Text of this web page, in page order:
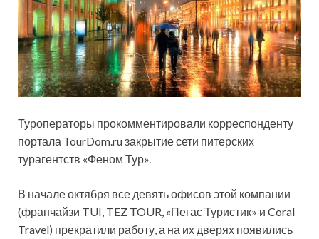
Туроператоры прокомментировали корреспонденту
портала TourDom.ru закрытие сети питерских
турагентств «Феном Тур».
В начале октября все девять офисов этой компании
(франчайзи TUI, TEZ TOUR, «Пегас Туристик» и Coral
Travel) прекратили работу, а на их дверях появились